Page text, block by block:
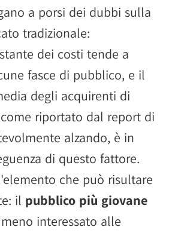
a porsi dei dubbi sulla
tradizionale:
dei costi tende a
fasce di pubblico, e il
degli acquirenti di
riportato dal report di
alzando, è in
di questo fattore.
che può risultare
il pubblico più giovane
interessato alle